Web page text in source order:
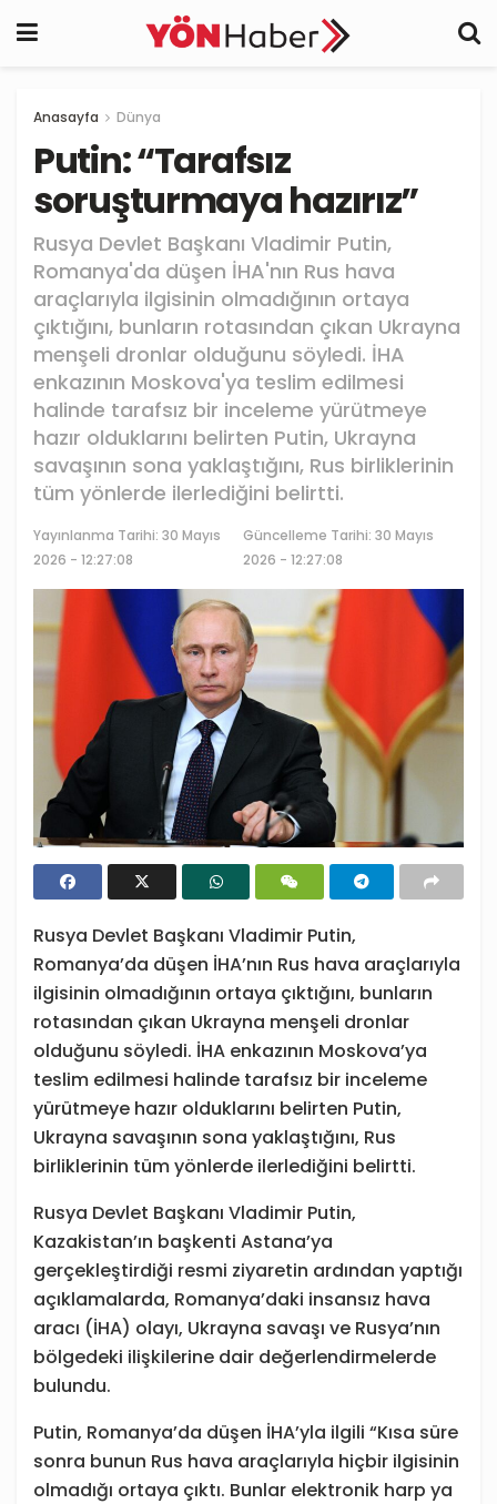
Anasayfa Dünya
Putin: “Tarafsız
soruşturmaya hazırız”
Rusya Devlet Başkanı Vladimir Putin,
Romanya'da düşen İHA'nın Rus hava
araçlarıyla ilgisinin olmadığının ortaya
çıktığını, bunların rotasından çıkan Ukrayna
menşeli dronlar olduğunu söyledi. İHA
enkazının Moskova'ya teslim edilmesi
halinde tarafsız bir inceleme yürütmeye
hazır olduklarını belirten Putin, Ukrayna
savaşının sona yaklaştığını, Rus birliklerinin
tüm yönlerde ilerlediğini belirtti.
Yayınlanma Tarihi: 30 Mayıs
2026 - 12:27:08
Güncelleme Tarihi: 30 Mayıs
2026 - 12:27:08
Rusya Devlet Başkanı Vladimir Putin,
Romanya’da düşen İHA’nın Rus hava araçlarıyla
ilgisinin olmadığının ortaya çıktığını, bunların
rotasından çıkan Ukrayna menşeli dronlar
olduğunu söyledi. İHA enkazının Moskova’ya
teslim edilmesi halinde tarafsız bir inceleme
yürütmeye hazır olduklarını belirten Putin,
Ukrayna savaşının sona yaklaştığını, Rus
birliklerinin tüm yönlerde ilerlediğini belirtti.
Rusya Devlet Başkanı Vladimir Putin,
Kazakistan’ın başkenti Astana’ya
gerçekleştirdiği resmi ziyaretin ardından yaptığı
açıklamalarda, Romanya’daki insansız hava
aracı (İHA) olayı, Ukrayna savaşı ve Rusya’nın
bölgedeki ilişkilerine dair değerlendirmelerde
bulundu.
Putin, Romanya’da düşen İHA’yla ilgili “Kısa süre
sonra bunun Rus hava araçlarıyla hiçbir ilgisinin
olmadığı ortaya çıktı. Bunlar elektronik harp ya